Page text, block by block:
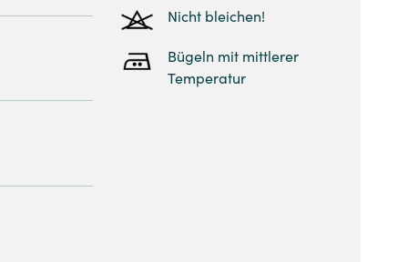
Nicht bleichen!
Bügeln mit mittlerer
Temperatur